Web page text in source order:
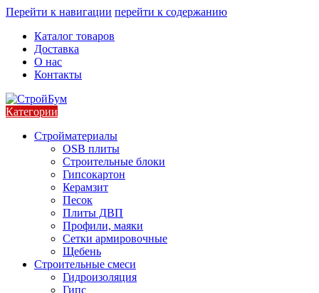
Перейти к навигации перейти к содержанию
Каталог товаров
Доставка
О нас
Контакты
Категории
Стройматериалы
OSB плиты
Строительные блоки
Гипсокартон
Керамзит
Песок
Плиты ДВП
Профили, маяки
Сетки армировочные
Щебень
Строительные смеси
Гидроизоляция
Гипс